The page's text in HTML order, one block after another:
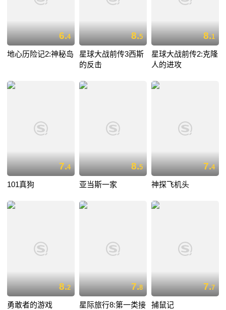
6.4
地心历险记2:神秘岛
8.5
星球大战前传3西斯
的反击
8.1
星球大战前传2:克隆
人的进攻
7.4
101真狗
8.5
亚当斯一家
7.4
神探飞机头
8.2
勇敢者的游戏
7.8
星际旅行8:第一类接
7.7
捕鼠记